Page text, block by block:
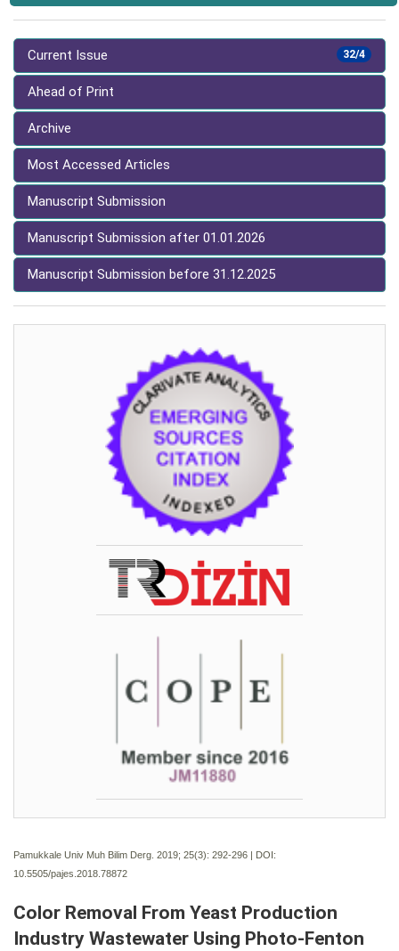
32/4
Current Issue
Ahead of Print
Archive
Most Accessed Articles
Manuscript Submission
Manuscript Submission after 01.01.2026
Manuscript Submission before 31.12.2025
Pamukkale Univ Muh Bilim Derg. 2019; 25(3): 292-296 | DOI:
10.5505/pajes.2018.78872
Color Removal From Yeast Production
Industry Wastewater Using Photo-Fenton